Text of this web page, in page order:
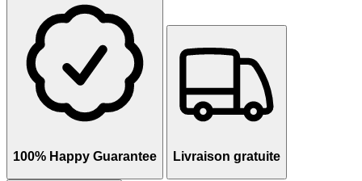
100% Happy Guarantee Livraison gratuite